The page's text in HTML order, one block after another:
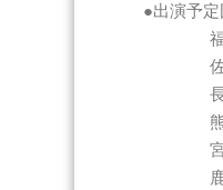
●出演予定
福岡県･･
佐賀県･･･
長崎県･･･
熊本県･･
宮崎県･･･
鹿児島県･